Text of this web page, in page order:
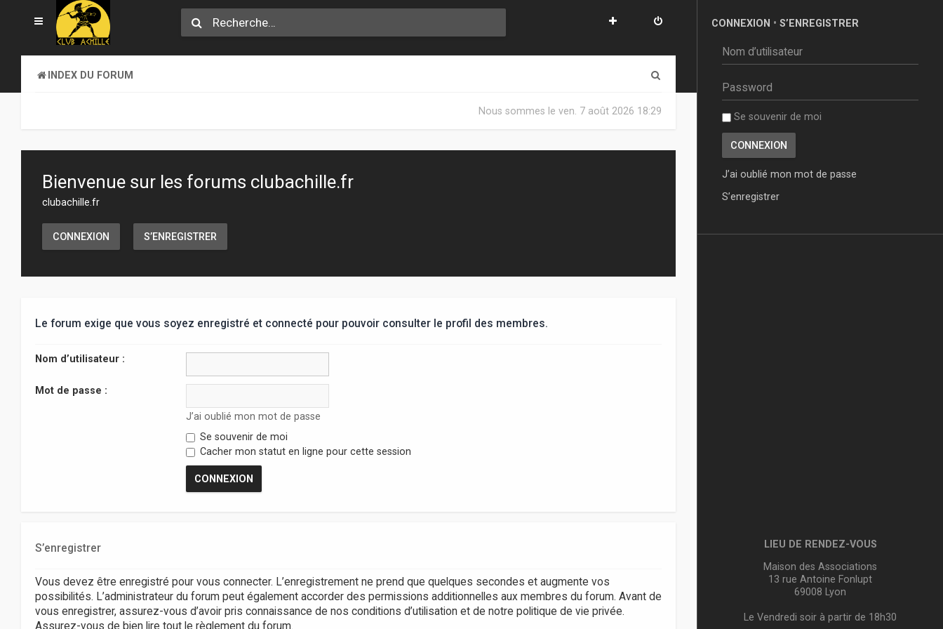
INDEX DU FORUM
Nous sommes le ven. 7 août 2026 18:29
Bienvenue sur les forums clubachille.fr
clubachille.fr
CONNEXION S’ENREGISTRER
Le forum exige que vous soyez enregistré et connecté pour pouvoir consulter le profil des membres.
Nom d’utilisateur :
Mot de passe :
J’ai oublié mon mot de passe
Se souvenir de moi
Cacher mon statut en ligne pour cette session
S’enregistrer
Vous devez être enregistré pour vous connecter. L’enregistrement ne prend que quelques secondes et augmente vos
possibilités. L’administrateur du forum peut également accorder des permissions additionnelles aux membres du forum. Avant de
vous enregistrer, assurez-vous d’avoir pris connaissance de nos conditions d’utilisation et de notre politique de vie privée.
Assurez-vous de bien lire tout le règlement du forum.
CONNEXION • S’ENREGISTRER
Se souvenir de moi
J’ai oublié mon mot de passe
S’enregistrer
LIEU DE RENDEZ-VOUS
Maison des Associations
13 rue Antoine Fonlupt
69008 Lyon
Le Vendredi soir à partir de 18h30